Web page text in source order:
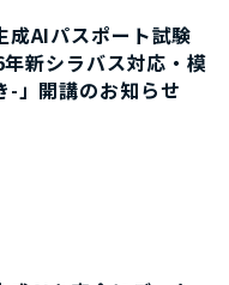
成AIパスポート試験
新シラバス対応・模
-」開講のお知らせ